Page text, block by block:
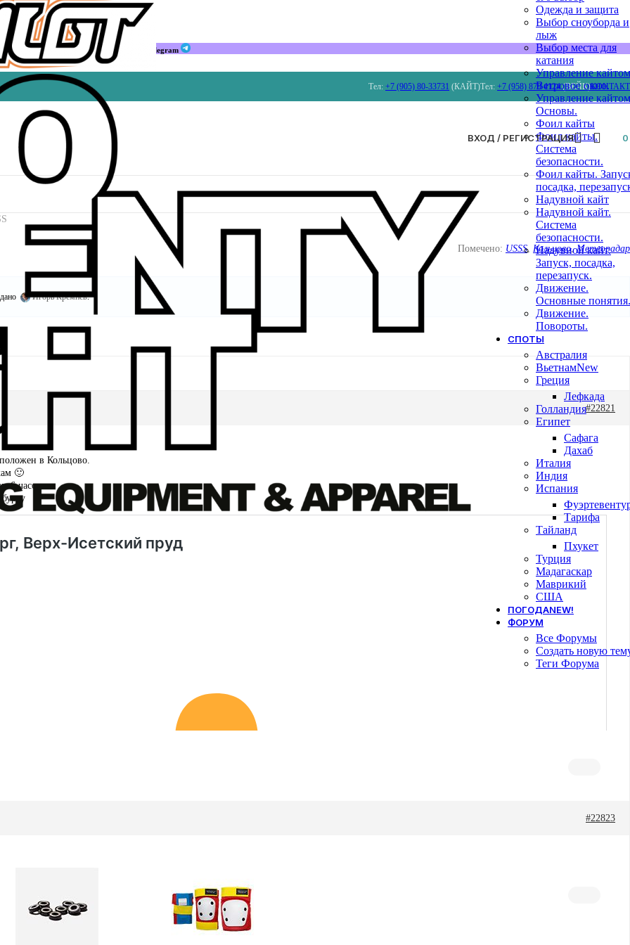
Мы в Telegram
Тел: +7 (905) 80-33731 (КАЙТ)Тел: +7 (958) 879 4124(ВЕЙК)
ВХОД / РЕГИСТРАЦИЯ 0
Одежда и защита
Выбор сноуборда и
лыж
Выбор места для
катания
Управление
Ветровое окно.
Управление
Основы.
Фоил кайты
Фоил кайты.
Система
безопасности.
Фоил кайты.
посадка,
Надувной кайт
Надувной кайт.
Система
безопасности.
Надувной кайт.
Запуск, посадка,
перезапуск.
Движение.
Основные понятия.
Движение.
Повороты.
СПОТЫ
Австралия
ВьетнамNew
Греция
Лефкада
Голландия
Египет
Сафага
Дахаб
Италия
Индия
Испания
Тарифа
Тайланд
Пхукет
Турция
Мадагаскар
Маврикий
США
ПОГОДАNEW!
ФОРУМ
Все Форумы
Создать новую
Теги Форума
Помечено: USSS, Кольцово,Метеорадар
Игорь Кремнёв.
#22821
в Кольцово.
🙂
6 часов.
#22823